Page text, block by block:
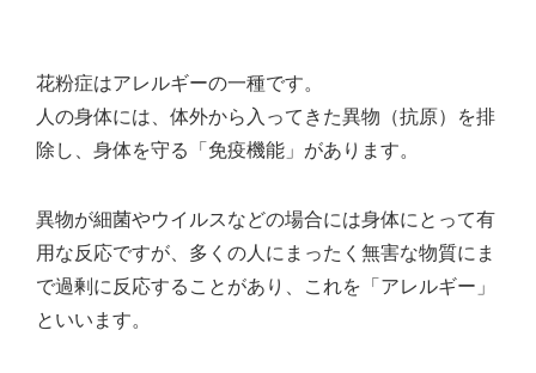
花粉症はアレルギーの一種です。
人の身体には、体外から入ってきた異物（抗原）を排
除し、身体を守る「免疫機能」があります。
異物が細菌やウイルスなどの場合には身体にとって有
用な反応ですが、多くの人にまったく無害な物質にま
で過剰に反応することがあり、これを「アレルギー」
といいます。